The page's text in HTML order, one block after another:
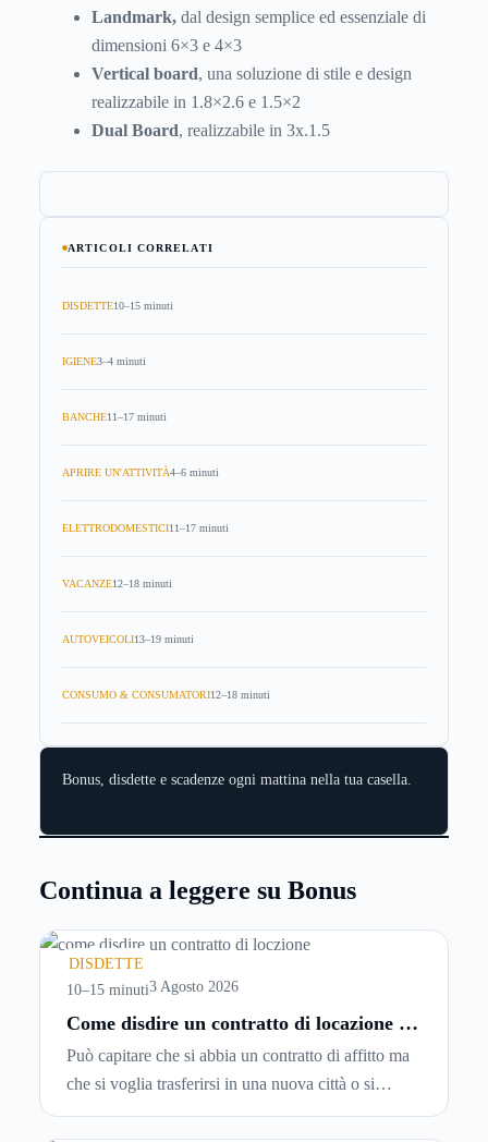
Landmark, dal design semplice ed essenziale di
dimensioni 6×3 e 4×3
Vertical board, una soluzione di stile e design
realizzabile in 1.8×2.6 e 1.5×2
Dual Board, realizzabile in 3x.1.5
ARTICOLI CORRELATI
DISDETTE10–15 minuti
IGIENE3–4 minuti
BANCHE11–17 minuti
APRIRE UN'ATTIVITÀ4–6 minuti
ELETTRODOMESTICI11–17 minuti
VACANZE12–18 minuti
AUTOVEICOLI13–19 minuti
CONSUMO & CONSUMATORI12–18 minuti
Bonus, disdette e scadenze ogni mattina nella tua casella.
Continua a leggere su Bonus
DISDETTE
10–15 minuti3 Agosto 2026
Come disdire un contratto di locazione in
modo corretto ed efficace
Può capitare che si abbia un contratto di affitto ma
che si voglia trasferirsi in una nuova città o si
abbiano problemi a pagare il canone, per cui si